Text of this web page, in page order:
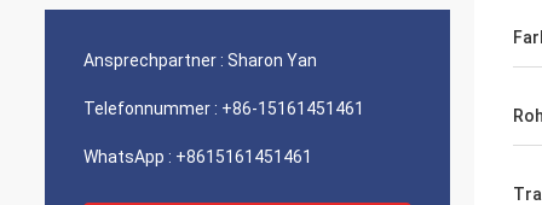
Ansprechpartner : Sharon Yan
Telefonnummer : +86-15161451461
WhatsApp : +8615161451461